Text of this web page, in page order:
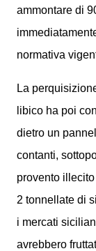
ammontare di
normativa
La
libico ha poi
dietro un
contanti,
provento
2 tonnellate di
i mercati
avrebbero